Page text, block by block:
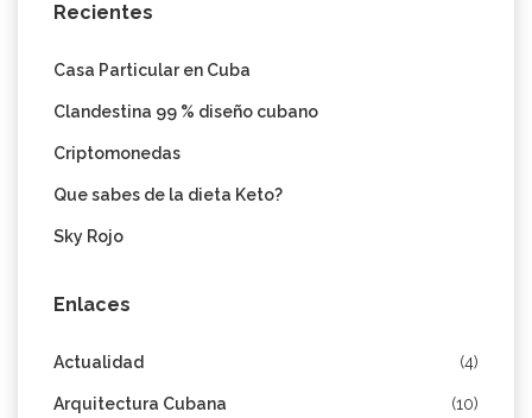
Recientes
Casa Particular en Cuba
Clandestina 99 % diseño cubano
Criptomonedas
Que sabes de la dieta Keto?
Sky Rojo
Enlaces
Actualidad (4)
Arquitectura Cubana (10)